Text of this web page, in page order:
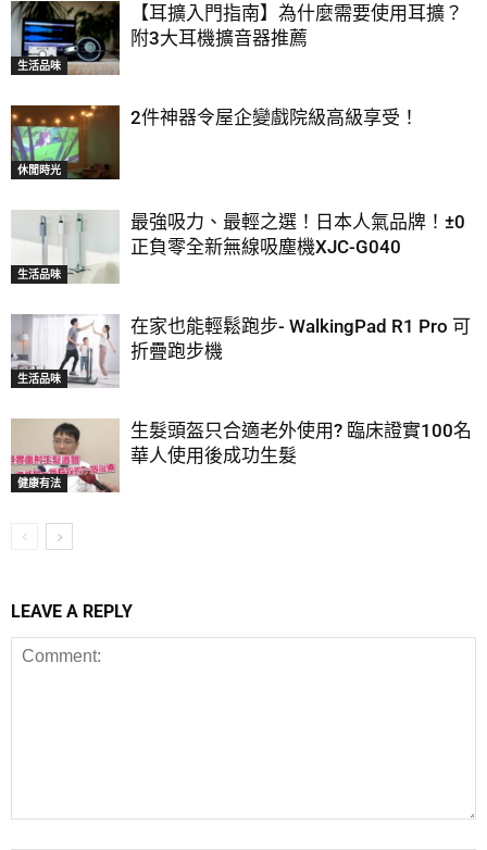
生活品味
【耳擴入門指南】為什麼需要使用耳擴？
附3大耳機擴音器推薦
休閒時光
2件神器令屋企變戲院級高級享受！
生活品味
最強吸力、最輕之選！日本人氣品牌！±0
正負零全新無線吸塵機XJC-G040
生活品味
在家也能輕鬆跑步- WalkingPad R1 Pro 可
折疊跑步機
健康有法
生髮頭盔只合適老外使用? 臨床證實100名
華人使用後成功生髮
LEAVE A REPLY